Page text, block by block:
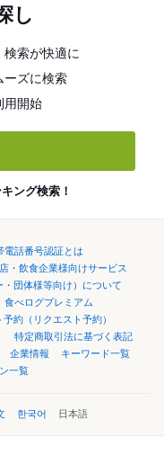
し
索が快適に
ーズに検索
用開始
ング検索！
電話番号認証とは
・飲食企業様向けサービス
・団体様等向け）について
食べログプレミアム
予約（リクエスト予約）
特定商取引法に基づく表記
企業情報
キーワード一覧
一覧
한국어 日本語